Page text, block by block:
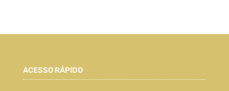
ACESSO RÁPIDO